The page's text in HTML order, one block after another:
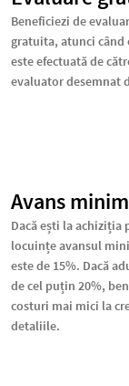
Beneficiezi de
gratuita, atunci când
este efectuată de
evaluator desemnat
Avans
Dacă ești la achiziția
locuințe avansul
este de 15%. Dacă
de cel puțin 20%,
costuri mai mici la
detaliile.